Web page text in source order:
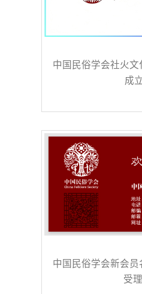
中国民俗学会社火
成立
中国民俗学会新会
受